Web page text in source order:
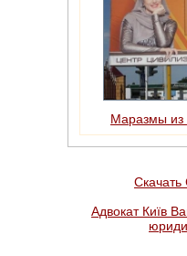
Маразмы из
Скачать
Адвокат Київ